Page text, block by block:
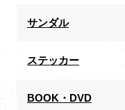
サンダル
ステッカー
BOOK・DVD